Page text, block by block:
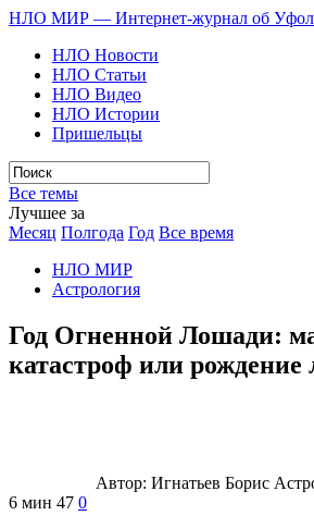
НЛО МИР — Интернет-журнал об
НЛО Новости
НЛО Статьи
НЛО Видео
НЛО Истории
Пришельцы
Все темы
Лучшее за
Месяц Полгода Год Все время
НЛО МИР
Астрология
Год Огненной Лошади:
катастроф или рождение
Автор: Игнатьев Борис
6 мин 47 0